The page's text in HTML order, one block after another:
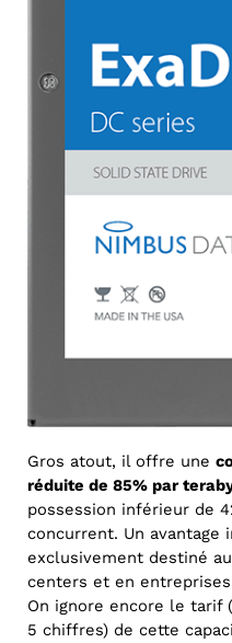
Gros atout, il offre une
réduite de 85% par
possession inférieur de
concurrent. Un avantage
exclusivement destiné
centers et en
On ignore encore le tarif
5 chiffres) de cette